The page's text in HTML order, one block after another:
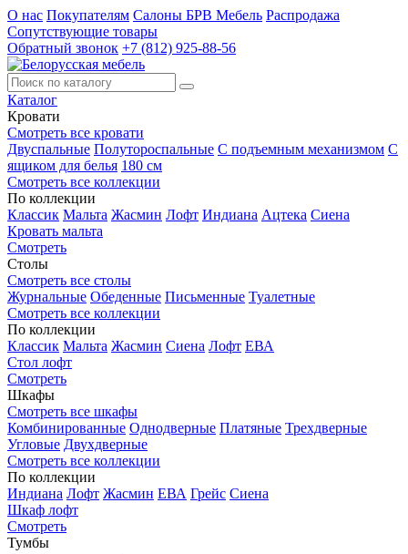
О нас Покупателям Салоны БРВ Мебель Распродажа
Сопутствующие товары
Обратный звонок +7 (812) 925-88-56
Каталог
Кровати
Смотреть все кровати
Двуспальные Полутороспальные С подъемным механизмом С
ящиком для белья 180 см
Смотреть все коллекции
По коллекции
Классик Мальта Жасмин Лофт Индиана Ацтека Сиена
Кровать мальта
Смотреть
Столы
Смотреть все столы
Журнальные Обеденные Письменные Туалетные
Смотреть все коллекции
По коллекции
Классик Мальта Жасмин Сиена Лофт ЕВА
Стол лофт
Смотреть
Шкафы
Смотреть все шкафы
Комбинированные Однодверные Платяные Трехдверные
Угловые Двухдверные
Смотреть все коллекции
По коллекции
Индиана Лофт Жасмин ЕВА Грейс Сиена
Шкаф лофт
Смотреть
Тумбы